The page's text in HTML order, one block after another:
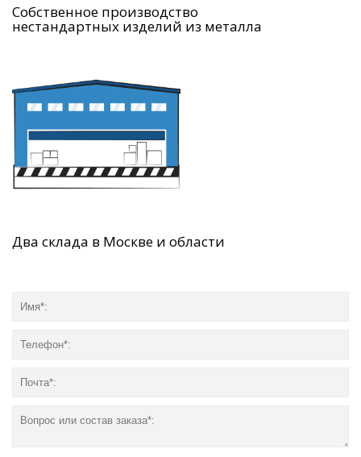
Собственное производство
нестандартных изделий из металла
Два склада в Москве и области